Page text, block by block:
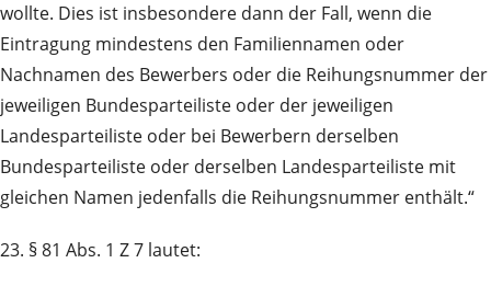
wollte. Dies ist insbesondere dann der Fall, wenn die
Eintragung mindestens den Familiennamen oder
Nachnamen des Bewerbers oder die Reihungsnummer der
jeweiligen Bundesparteiliste oder der jeweiligen
Landesparteiliste oder bei Bewerbern derselben
Bundesparteiliste oder derselben Landesparteiliste mit
gleichen Namen jedenfalls die Reihungsnummer enthält.“
23. § 81 Abs. 1 Z 7 lautet: